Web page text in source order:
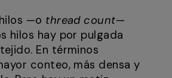
—o thread count—
hilos hay por pulgada
En términos
conteo, más densa y